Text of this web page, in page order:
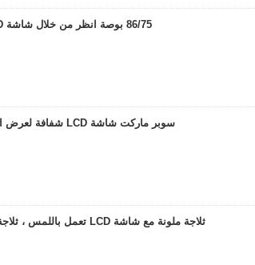
86/75 بوصة انظر من خلال شاشة LCD ، شاشة LCD شفافة
سوبر ماركت شاشة LCD شفافة لعرض المشروبات الباردة الثلاجة
ثلاجة ملونة مع شاشة LCD تعمل باللمس ، ثلاجة Lcd شفافة الحجم مرنة